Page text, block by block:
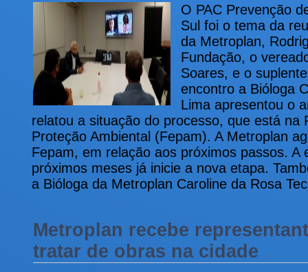
O PAC Prevenção
Sul foi o tema da
da Metroplan,
Fundação, o
Soares, e o
encontro a Bióloga
Lima apresentou o
relatou a situação do processo, que está na
Proteção Ambiental (Fepam). A Metroplan
Fepam, em relação aos próximos passos. A
próximos meses já inicie a nova etapa.
a Bióloga da Metroplan Caroline da Rosa
Metroplan recebe
tratar de obras na cidade